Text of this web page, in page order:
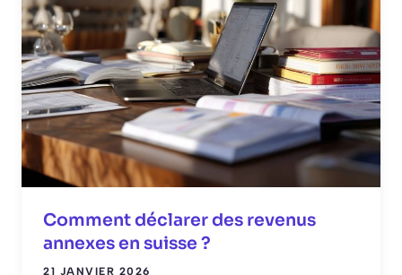
Comment déclarer des revenus
annexes en suisse ?
21 JANVIER 2026